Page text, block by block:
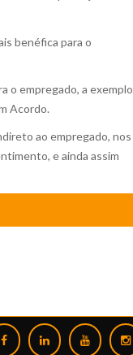
benéfica para o
o empregado, a exemplo
Acordo.
ao empregado, nos
e ainda assim